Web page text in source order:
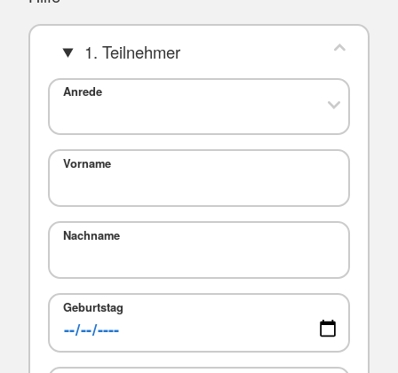
1. Teilnehmer
Anrede
Vorname
Nachname
Geburtstag